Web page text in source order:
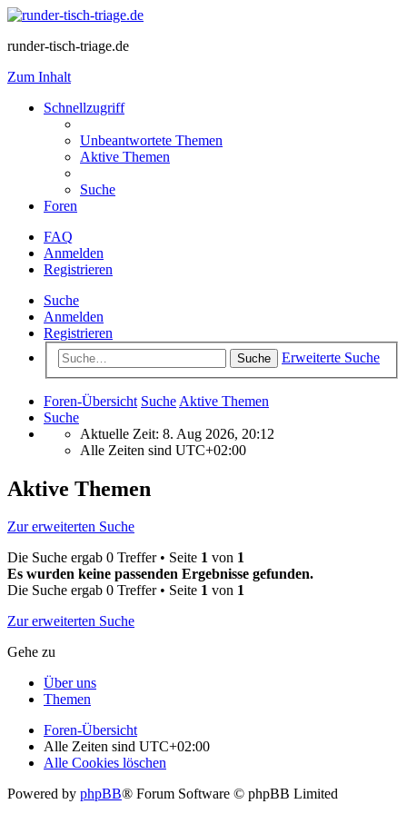
runder-tisch-triage.de
Zum Inhalt
Schnellzugriff
Unbeantwortete Themen
Aktive Themen
Suche
Foren
FAQ
Anmelden
Registrieren
Suche
Anmelden
Registrieren
Suche Erweiterte Suche
Foren-Übersicht Suche Aktive Themen
Suche
Aktuelle Zeit: 8. Aug 2026, 20:12
Alle Zeiten sind UTC+02:00
Aktive Themen
Zur erweiterten Suche
Die Suche ergab 0 Treffer • Seite 1 von 1
Es wurden keine passenden Ergebnisse gefunden.
Die Suche ergab 0 Treffer • Seite 1 von 1
Zur erweiterten Suche
Gehe zu
Über uns
Themen
Foren-Übersicht
Alle Zeiten sind UTC+02:00
Alle Cookies löschen
Powered by phpBB® Forum Software © phpBB Limited